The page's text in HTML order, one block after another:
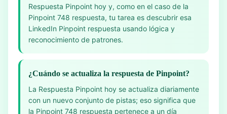
Respuesta Pinpoint hoy y, como en el caso de la
Pinpoint 748 respuesta, tu tarea es descubrir esa
LinkedIn Pinpoint respuesta usando lógica y
reconocimiento de patrones.
¿Cuándo se actualiza la respuesta de Pinpoint?
La Respuesta Pinpoint hoy se actualiza diariamente
con un nuevo conjunto de pistas; eso significa que
la Pinpoint 748 respuesta pertenece a un día